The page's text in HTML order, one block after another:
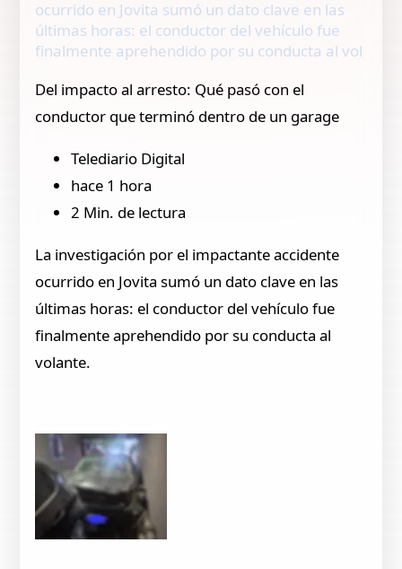
ocurrido en Jovita sumó un dato clave en las
últimas horas: el conductor del vehículo fue
finalmente aprehendido por su conducta al vol
Del impacto al arresto: Qué pasó con el
conductor que terminó dentro de un garage
Telediario Digital
hace 1 hora
2 Min. de lectura
La investigación por el impactante accidente
ocurrido en Jovita sumó un dato clave en las
últimas horas: el conductor del vehículo fue
finalmente aprehendido por su conducta al
volante.